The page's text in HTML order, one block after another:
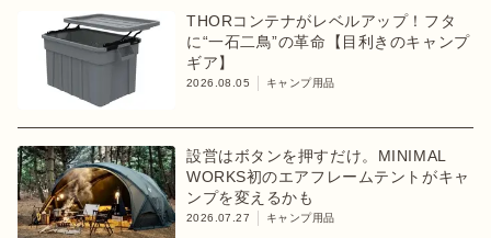
THORコンテナがレベルアップ！フタ
に“一石二鳥”の革命【目利きのキャンプ
ギア】
2026.08.05 キャンプ用品
設営はボタンを押すだけ。MINIMAL
WORKS初のエアフレームテントがキャ
ンプを変えるかも
2026.07.27 キャンプ用品